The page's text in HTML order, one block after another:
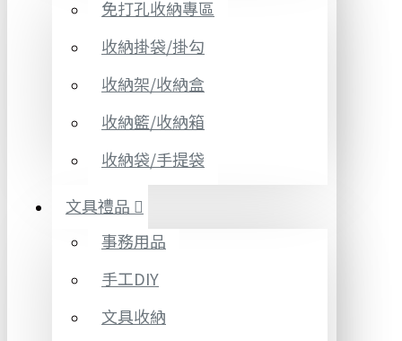
免打孔收納專區
收納掛袋/掛勾
收納架/收納盒
收納籃/收納箱
收納袋/手提袋
文具禮品
事務用品
手工DIY
文具收納